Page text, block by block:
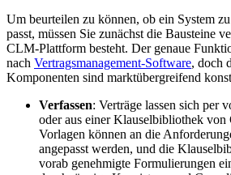
Um beurteilen zu können, ob ein System
passt, müssen Sie zunächst die Bausteine
CLM-Plattform besteht. Der genaue
nach Vertragsmanagement-Software, doch
Komponenten sind marktübergreifend
Verfassen: Verträge lassen sich per
oder aus einer Klauselbibliothek von
Vorlagen können an die
angepasst werden, und die
vorab genehmigte Formulierungen